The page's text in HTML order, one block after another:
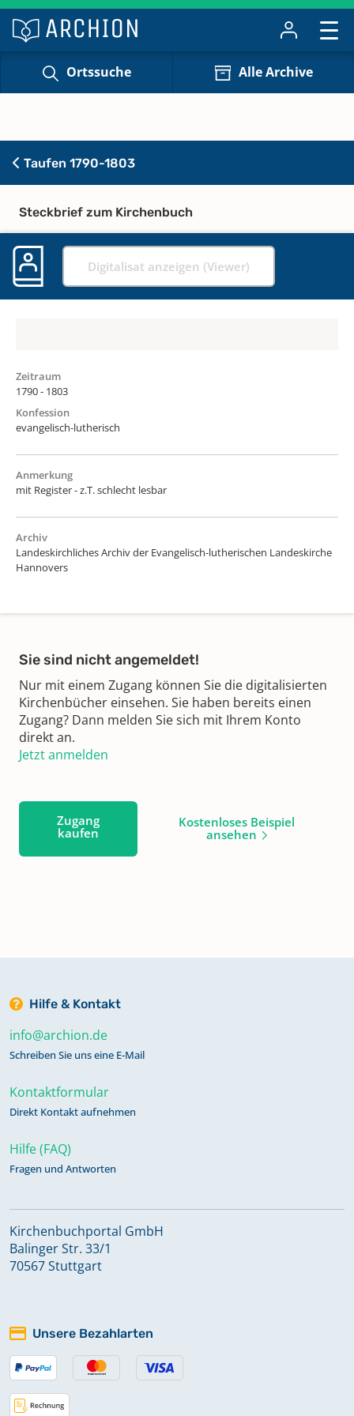
Ortssuche Alle Archive
Taufen 1790-1803
Steckbrief zum Kirchenbuch
Digitalisat anzeigen (Viewer)
Zeitraum
1790 - 1803
Konfession
evangelisch-lutherisch
Anmerkung
mit Register - z.T. schlecht lesbar
Archiv
Landeskirchliches Archiv der Evangelisch-lutherischen Landeskirche
Hannovers
Sie sind nicht angemeldet!
Nur mit einem Zugang können Sie die digitalisierten
Kirchenbücher einsehen. Sie haben bereits einen
Zugang? Dann melden Sie sich mit Ihrem Konto
direkt an.
Jetzt anmelden
Zugang
kaufen
Kostenloses Beispiel
ansehen
Hilfe & Kontakt
info@archion.de
Schreiben Sie uns eine E-Mail
Kontaktformular
Direkt Kontakt aufnehmen
Hilfe (FAQ)
Fragen und Antworten
Kirchenbuchportal GmbH
Balinger Str. 33/1
70567 Stuttgart
Unsere Bezahlarten